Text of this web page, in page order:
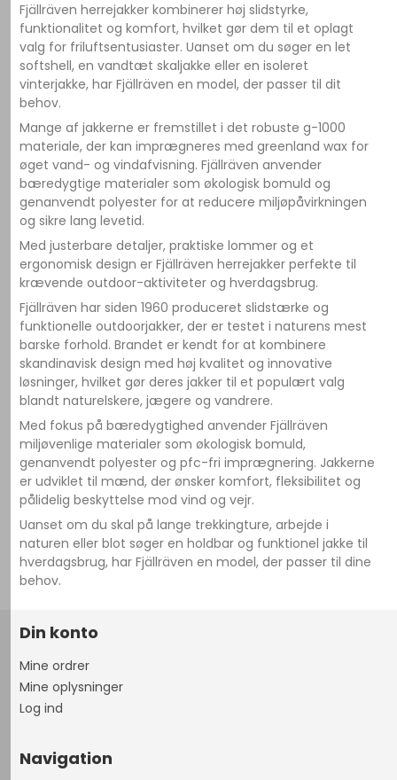
Fjällräven herrejakker kombinerer høj slidstyrke,
funktionalitet og komfort, hvilket gør dem til et oplagt
valg for friluftsentusiaster. Uanset om du søger en let
softshell, en vandtæt skaljakke eller en isoleret
vinterjakke, har Fjällräven en model, der passer til dit
behov.
Mange af jakkerne er fremstillet i det robuste g-1000
materiale, der kan imprægneres med greenland wax for
øget vand- og vindafvisning. Fjällräven anvender
bæredygtige materialer som økologisk bomuld og
genanvendt polyester for at reducere miljøpåvirkningen
og sikre lang levetid.
Med justerbare detaljer, praktiske lommer og et
ergonomisk design er Fjällräven herrejakker perfekte til
krævende outdoor-aktiviteter og hverdagsbrug.
Fjällräven har siden 1960 produceret slidstærke og
funktionelle outdoorjakker, der er testet i naturens mest
barske forhold. Brandet er kendt for at kombinere
skandinavisk design med høj kvalitet og innovative
løsninger, hvilket gør deres jakker til et populært valg
blandt naturelskere, jægere og vandrere.
Med fokus på bæredygtighed anvender Fjällräven
miljøvenlige materialer som økologisk bomuld,
genanvendt polyester og pfc-fri imprægnering. Jakkerne
er udviklet til mænd, der ønsker komfort, fleksibilitet og
pålidelig beskyttelse mod vind og vejr.
Uanset om du skal på lange trekkingture, arbejde i
naturen eller blot søger en holdbar og funktionel jakke til
hverdagsbrug, har Fjällräven en model, der passer til dine
behov.
Din konto
Mine ordrer
Mine oplysninger
Log ind
Navigation